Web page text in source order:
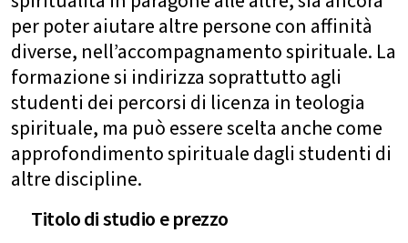
per poter aiutare altre persone con affinità
diverse, nell’accompagnamento spirituale. La
formazione si indirizza soprattutto agli
studenti dei percorsi di licenza in teologia
spirituale, ma può essere scelta anche come
approfondimento spirituale dagli studenti di
altre discipline.
Titolo di studio e prezzo